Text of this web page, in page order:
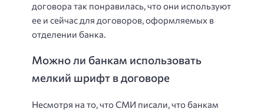
договора так понравилась, что они используют
ее и сейчас для договоров, оформляемых в
отделении банка.
Можно ли банкам использовать
мелкий шрифт в договоре
Несмотря на то, что СМИ писали, что банкам